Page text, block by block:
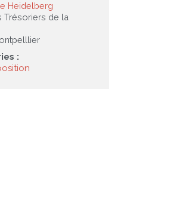
Heidelberg
Trésoriers de la
: